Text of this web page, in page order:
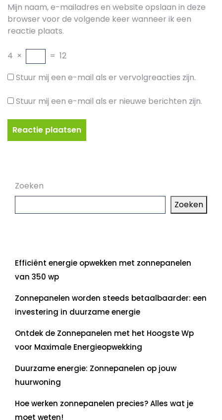
Mijn naam, e-mailadres en website opslaan in deze
browser voor de volgende keer wanneer ik een
reactie plaats.
4 × = 12
Stuur mij een e-mail als er vervolgreacties zijn.
Stuur mij een e-mail als er nieuwe berichten zijn.
Zoeken
Zoeken
Efficiënt energie opwekken met zonnepanelen
van 350 wp
Zonnepanelen worden steeds betaalbaarder: een
investering in duurzame energie
Ontdek de Zonnepanelen met het Hoogste Wp
voor Maximale Energieopwekking
Duurzame energie: Zonnepanelen op jouw
huurwoning
Hoe werken zonnepanelen precies? Alles wat je
moet weten!